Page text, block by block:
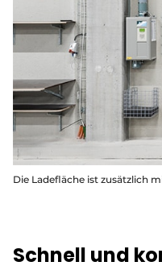
Die Ladefläche ist zusätzlich
Schnell und